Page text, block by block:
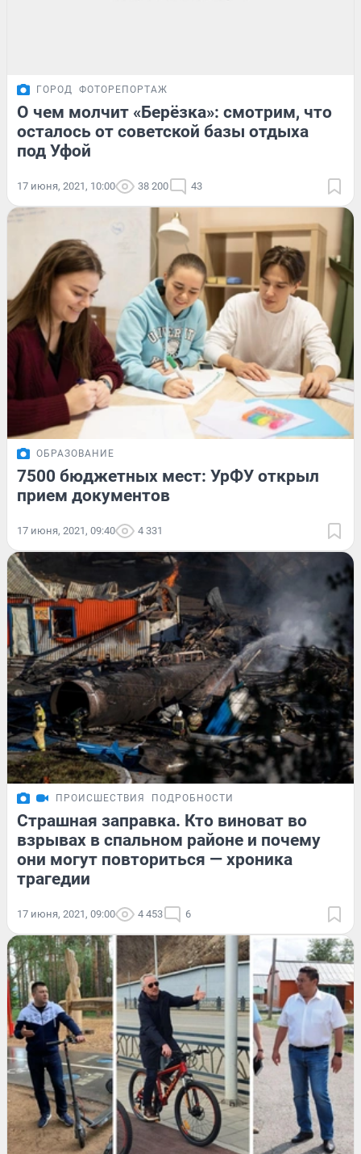
ГОРОД ФОТОРЕПОРТАЖ
О чем молчит «Берёзка»: смотрим, что
осталось от советской базы отдыха
под Уфой
17 июня, 2021, 10:00 38 200 43
ОБРАЗОВАНИЕ
7500 бюджетных мест: УрФУ открыл
прием документов
17 июня, 2021, 09:40 4 331
ПРОИСШЕСТВИЯ ПОДРОБНОСТИ
Страшная заправка. Кто виноват во
взрывах в спальном районе и почему
они могут повториться — хроника
трагедии
17 июня, 2021, 09:00 4 453 6